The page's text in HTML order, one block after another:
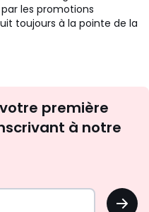
les promotions
toujours à la pointe de la
première
à notre
OK